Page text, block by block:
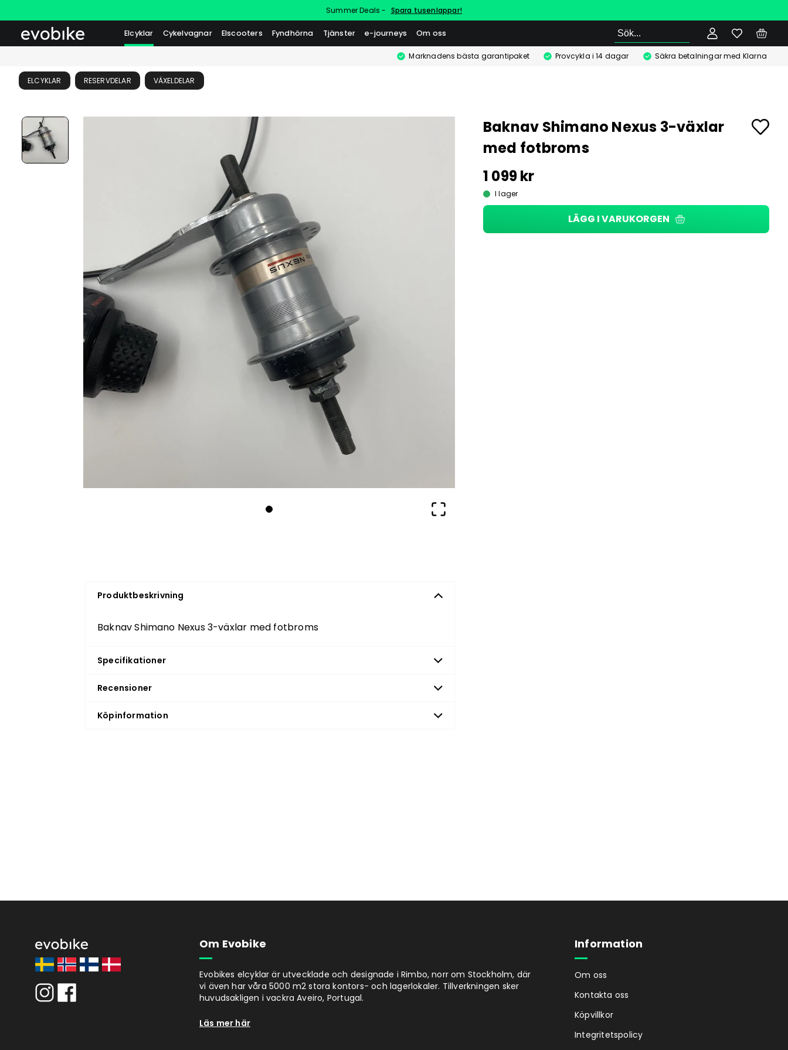
Summer Deals - Spara tusenlappar!
Elcyklar Cykelvagnar Elscooters Fyndhörna Tjänster e-journeys Om oss Sök
Marknadens bästa garantipaket Provcykla i 14 dagar Säkra betalningar med Klarna
ELCYKLAR RESERVDELAR VÄXELDELAR
Baknav Shimano Nexus 3-växlar
med fotbroms
1 099 kr
I lager
LÄGG I VARUKORGEN
Produktbeskrivning
Baknav Shimano Nexus 3-växlar med fotbroms
Specifikationer
Recensioner
Köpinformation
Om Evobike
Evobikes elcyklar är utvecklade och designade i Rimbo, norr om Stockholm, där
vi även har våra 5000 m2 stora kontors- och lagerlokaler. Tillverkningen sker
huvudsakligen i vackra Aveiro, Portugal.
Läs mer här
Information
Om oss
Kontakta oss
Köpvillkor
Integritetspolicy